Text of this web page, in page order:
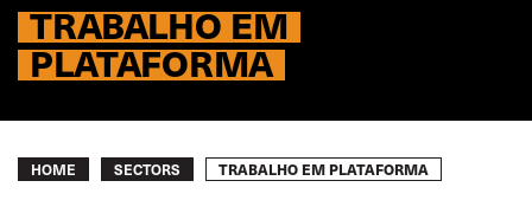
TRABALHO EM
PLATAFORMA
Breadcrumb
HOME SECTORS TRABALHO EM PLATAFORMA